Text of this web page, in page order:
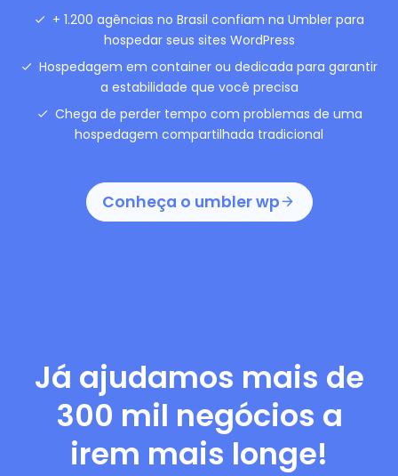
+ 1.200 agências no Brasil confiam na Umbler para
hospedar seus sites WordPress
Hospedagem em container ou dedicada para garantir
a estabilidade que você precisa
Chega de perder tempo com problemas de uma
hospedagem compartilhada tradicional
Conheça o umbler wp
Já ajudamos mais de
300 mil negócios a
irem mais longe!